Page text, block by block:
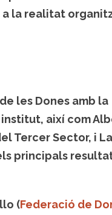
a la realitat
les Dones amb la
així com
Tercer Sector, i
principals
(Federació de